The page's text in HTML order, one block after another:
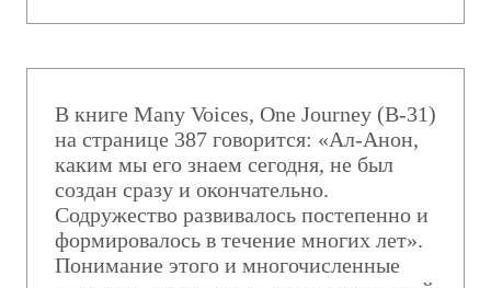
счастью, я нашел для себя подсказку в том,
проблемой, что и я. В конце 1970-х годов
литературы, одобренной Конференцией
шесть книг и пару десятков буклетов.
В книге Many Voices, One Journey (B-31)
на странице 387 говорится: «Ал-Анон,
каким мы его знаем сегодня, не был
создан сразу и окончательно.
Содружество развивалось постепенно и
формировалось в течение многих лет».
Понимание этого и многочисленные